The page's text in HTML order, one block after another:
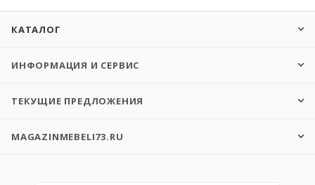
КАТАЛОГ
ИНФОРМАЦИЯ И СЕРВИС
ТЕКУЩИЕ ПРЕДЛОЖЕНИЯ
MAGAZINMEBELI73.RU